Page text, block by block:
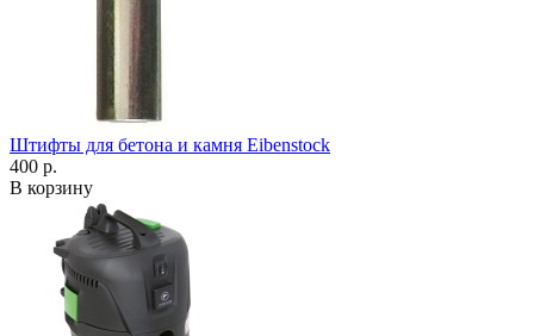
Штифты для бетона и камня Eibenstock
400 р.
В корзину